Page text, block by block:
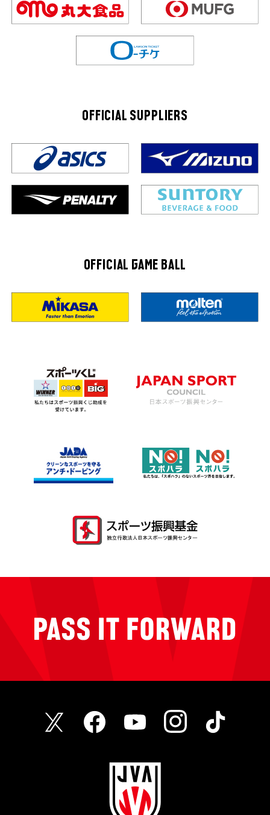
OFFICIAL SUPPLIERS
OFFICIAL GAME BALL